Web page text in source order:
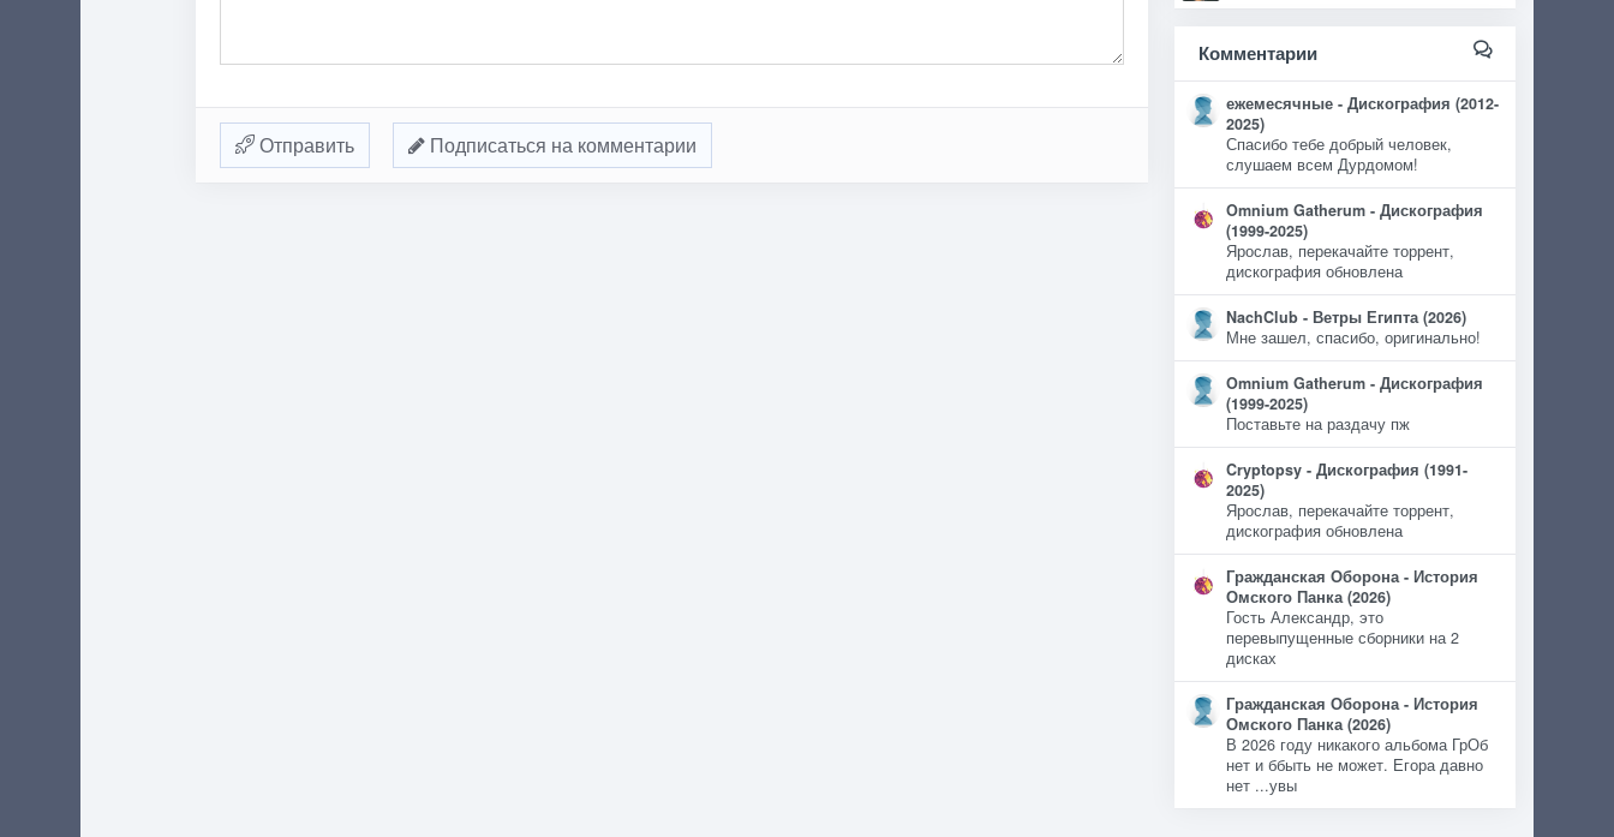
Отправить Подписаться на комментарии
Комментарии
ежемесячные - Дискография (2012-
2025)
Спасибо тебе добрый человек,
слушаем всем Дурдомом!
Omnium Gatherum - Дискография
(1999-2025)
Ярослав, перекачайте торрент,
дискография обновлена
NachClub - Ветры Египта (2026)
Мне зашел, спасибо, оригинально!
Omnium Gatherum - Дискография
(1999-2025)
Поставьте на раздачу пж
Cryptopsy - Дискография (1991-
2025)
Ярослав, перекачайте торрент,
дискография обновлена
Гражданская Оборона - История
Омского Панка (2026)
Гость Александр, это
перевыпущенные сборники на 2
дисках
Гражданская Оборона - История
Омского Панка (2026)
В 2026 году никакого альбома ГрОб
нет и ббыть не может. Егора давно
нет ...увы